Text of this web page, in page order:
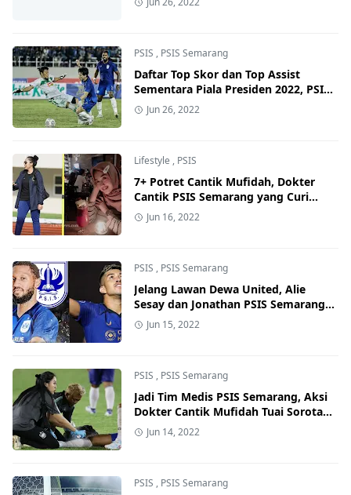
PSIS , PSIS Semarang
Daftar Top Skor dan Top Assist
Sementara Piala Presiden 2022, PSIS
Semarang Mendominasi
Jun 26, 2022
Lifestyle , PSIS
7+ Potret Cantik Mufidah, Dokter
Cantik PSIS Semarang yang Curi
Perhatian di Piala Presiden 2022
Jun 16, 2022
PSIS , PSIS Semarang
Jelang Lawan Dewa United, Alie
Sesay dan Jonathan PSIS Semarang
Masih Absen di Piala Presiden 2022
Jun 15, 2022
PSIS , PSIS Semarang
Jadi Tim Medis PSIS Semarang, Aksi
Dokter Cantik Mufidah Tuai Sorotan,
Disebut Pawang Cidro
Jun 14, 2022
PSIS , PSIS Semarang